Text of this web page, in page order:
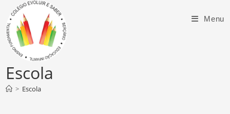
Menu
Escola
> Escola